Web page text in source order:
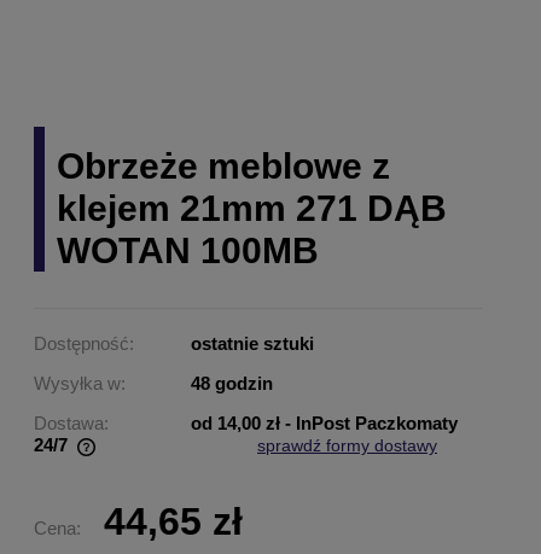
Obrzeże meblowe z
klejem 21mm 271 DĄB
WOTAN 100MB
Dostępność:
ostatnie sztuki
Wysyłka w:
48 godzin
Dostawa:
od 14,00 zł - InPost Paczkomaty
24/7
sprawdź formy dostawy
Cena: 44,65 zł